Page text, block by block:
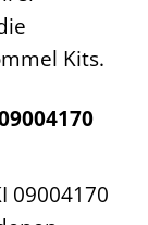
Kits.
09004170